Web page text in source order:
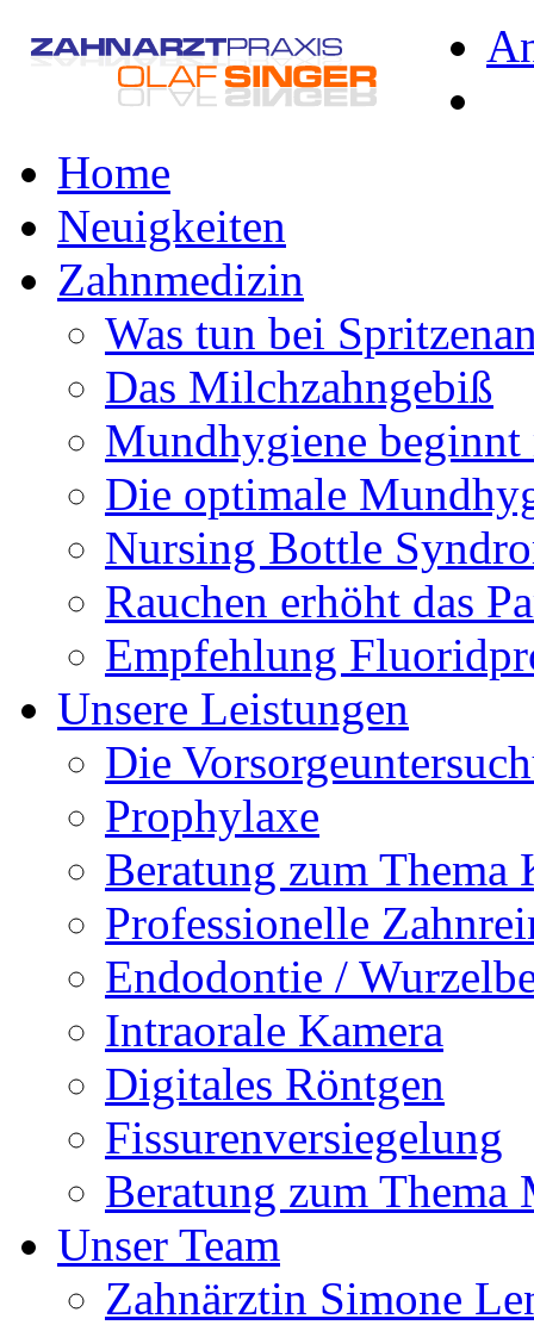
Home
Neuigkeiten
Zahnmedizin
Was tun bei
Das Milchzahngebiß
Mundhygiene beginnt
Die optimale
Nursing Bottle
Rauchen erhöht das
Empfehlung
Unsere Leistungen
Die
Prophylaxe
Beratung zum Thema
Professionelle
Endodontie /
Intraorale Kamera
Digitales Röntgen
Fissurenversiegelung
Beratung zum Thema
Unser Team
Zahnärztin Simone